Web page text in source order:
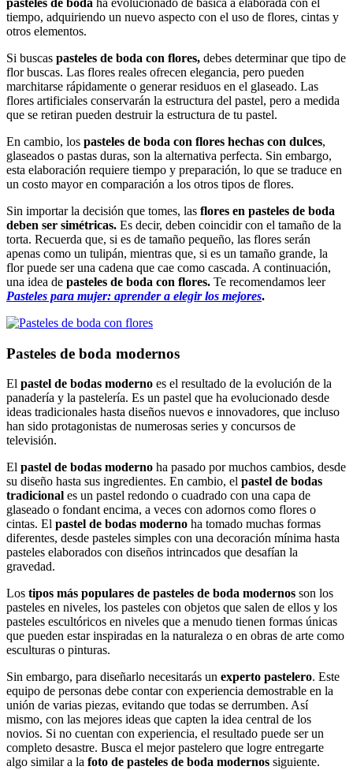
pasteles de boda ha evolucionado de básica a elaborada con el
tiempo, adquiriendo un nuevo aspecto con el uso de flores, cintas y
otros elementos.
Si buscas pasteles de boda con flores, debes determinar que tipo de
flor buscas. Las flores reales ofrecen elegancia, pero pueden
marchitarse rápidamente o generar residuos en el glaseado. Las
flores artificiales conservarán la estructura del pastel, pero a medida
que se retiran pueden destruir la estructura de tu pastel.
En cambio, los pasteles de boda con flores hechas con dulces,
glaseados o pastas duras, son la alternativa perfecta. Sin embargo,
esta elaboración requiere tiempo y preparación, lo que se traduce en
un costo mayor en comparación a los otros tipos de flores.
Sin importar la decisión que tomes, las flores en pasteles de boda
deben ser simétricas. Es decir, deben coincidir con el tamaño de la
torta. Recuerda que, si es de tamaño pequeño, las flores serán
apenas como un tulipán, mientras que, si es un tamaño grande, la
flor puede ser una cadena que cae como cascada. A continuación,
una idea de pasteles de boda con flores. Te recomendamos leer
Pasteles para mujer: aprender a elegir los mejores.
Pasteles de boda modernos
El pastel de bodas moderno es el resultado de la evolución de la
panadería y la pastelería. Es un pastel que ha evolucionado desde
ideas tradicionales hasta diseños nuevos e innovadores, que incluso
han sido protagonistas de numerosas series y concursos de
televisión.
El pastel de bodas moderno ha pasado por muchos cambios, desde
su diseño hasta sus ingredientes. En cambio, el pastel de bodas
tradicional es un pastel redondo o cuadrado con una capa de
glaseado o fondant encima, a veces con adornos como flores o
cintas. El pastel de bodas moderno ha tomado muchas formas
diferentes, desde pasteles simples con una decoración mínima hasta
pasteles elaborados con diseños intrincados que desafían la
gravedad.
Los tipos más populares de pasteles de boda modernos son los
pasteles en niveles, los pasteles con objetos que salen de ellos y los
pasteles escultóricos en niveles que a menudo tienen formas únicas
que pueden estar inspiradas en la naturaleza o en obras de arte como
esculturas o pinturas.
Sin embargo, para diseñarlo necesitarás un experto pastelero. Este
equipo de personas debe contar con experiencia demostrable en la
unión de varias piezas, evitando que todas se derrumben. Así
mismo, con las mejores ideas que capten la idea central de los
novios. Si no cuentan con experiencia, el resultado puede ser un
completo desastre. Busca el mejor pastelero que logre entregarte
algo similar a la foto de pasteles de boda modernos siguiente.